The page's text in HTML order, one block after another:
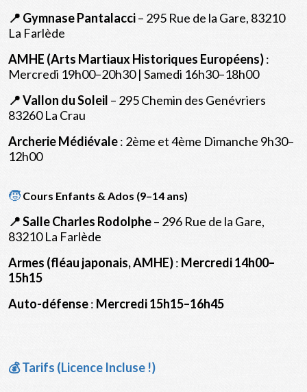
📍 Gymnase Pantalacci– 295 Rue de la Gare, 83210
La Farlède
AMHE (Arts Martiaux Historiques Européens):
Mercredi 19h00–20h30 | Samedi 16h30–18h00
📍 Vallon du Soleil – 295 Chemin des Genévriers
83260 La Crau
Archerie Médiévale: 2ème et 4ème Dimanche 9h30–
12h00
🧒 Cours Enfants & Ados (9–14 ans)
📍 Salle Charles Rodolphe– 296 Rue de la Gare,
83210 La Farlède
Armes (fléau japonais, AMHE): Mercredi 14h00–
15h15
Auto-défense: Mercredi 15h15–16h45
💰Tarifs (Licence Incluse !)